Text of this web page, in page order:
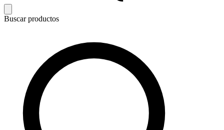
Buscar productos